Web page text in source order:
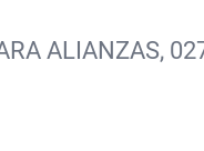
ALIANZAS,